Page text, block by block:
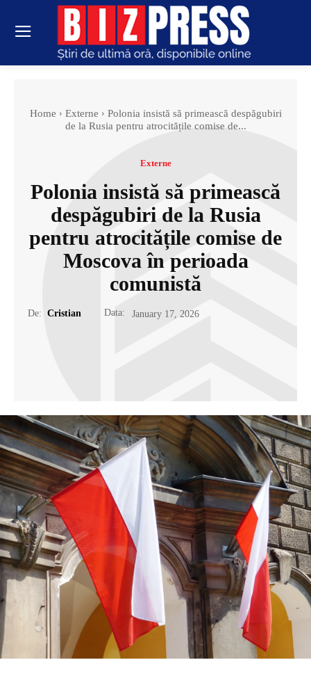
Home Externe
Polonia insistă să primească despăgubiri
de la Rusia pentru atrocitățile comise de...
Externe
Polonia insistă să primească
despăgubiri de la Rusia
pentru atrocitățile comise de
Moscova în perioada
comunistă
De: Cristian Data: January 17, 2026